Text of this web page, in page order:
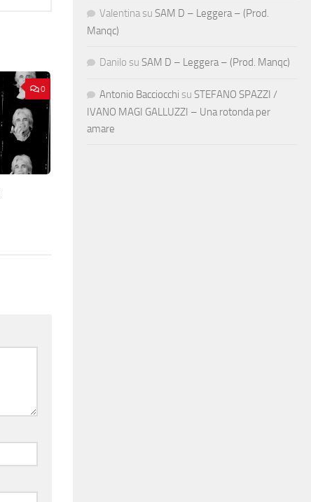
0
Valentina su SAM D – Leggera – (Prod.
Manqc)
Danilo su SAM D – Leggera – (Prod. Manqc)
Antonio Bacciocchi su STEFANO SPAZZI /
IVANO MAGI GALLUZZI – Una rotonda per
amare